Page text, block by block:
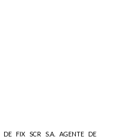
DE FIX SCR S.A. AGENTE DE